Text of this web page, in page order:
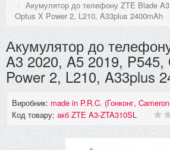
Акумулятор до телефону ZTE Blade
Optus X Power 2, L210, A33plus 2400mAh
Акумулятор до
A3 2020, A5 2019, P545,
Power 2, L210, A33plus
Виробник: made in P.R.C. (Гонконг,
Код товару: акб ZTE A3-ZTA310SL